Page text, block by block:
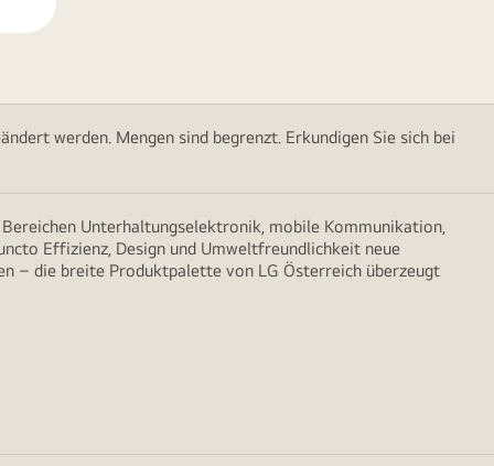
werden. Mengen sind begrenzt. Erkundigen Sie sich bei
Unterhaltungselektronik, mobile Kommunikation,
Effizienz, Design und Umweltfreundlichkeit neue
– die breite Produktpalette von LG Österreich überzeugt